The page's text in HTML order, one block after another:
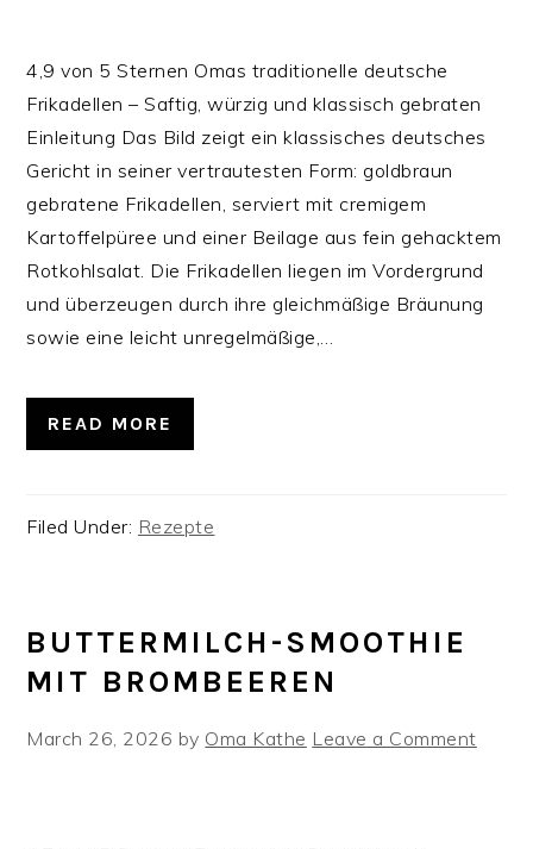
4,9 von 5 Sternen Omas traditionelle deutsche
Frikadellen – Saftig, würzig und klassisch gebraten
Einleitung Das Bild zeigt ein klassisches deutsches
Gericht in seiner vertrautesten Form: goldbraun
gebratene Frikadellen, serviert mit cremigem
Kartoffelpüree und einer Beilage aus fein gehacktem
Rotkohlsalat. Die Frikadellen liegen im Vordergrund
und überzeugen durch ihre gleichmäßige Bräunung
sowie eine leicht unregelmäßige,…
READ MORE
Filed Under: Rezepte
BUTTERMILCH-SMOOTHIE
MIT BROMBEEREN
March 26, 2026 by Oma Kathe Leave a Comment